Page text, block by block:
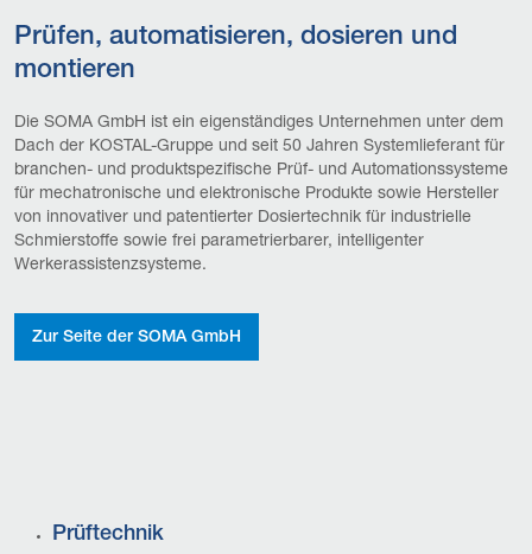
Prüfen, automatisieren, dosieren und
montieren
Die SOMA GmbH ist ein eigenständiges Unternehmen unter dem
Dach der KOSTAL-Gruppe und seit 50 Jahren Systemlieferant für
branchen- und produktspezifische Prüf- und Automationssysteme
für mechatronische und elektronische Produkte sowie Hersteller
von innovativer und patentierter Dosiertechnik für industrielle
Schmierstoffe sowie frei parametrierbarer, intelligenter
Werkerassistenzsysteme.
Zur Seite der SOMA GmbH
Prüftechnik